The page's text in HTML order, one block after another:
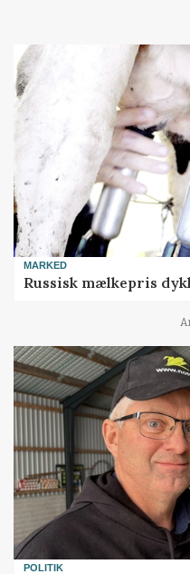
MARKED
Russisk mælkepris
POLITIK